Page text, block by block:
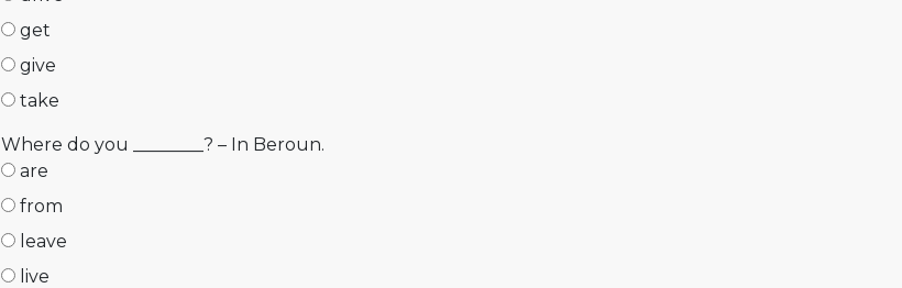
get
give
take
Where do you ________? – In Beroun.
are
from
leave
live